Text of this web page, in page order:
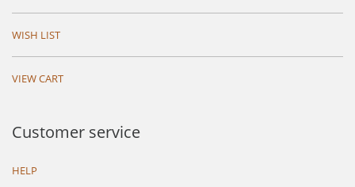
WISH LIST
VIEW CART
Customer service
HELP